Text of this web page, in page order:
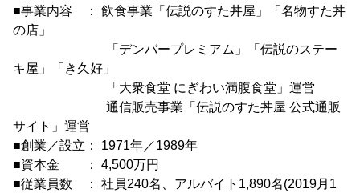
■事業内容 ： 飲食事業「伝説のすた丼屋」「名物すた丼
の店」
「デンバープレミアム」「伝説のステー
キ屋」「き久好」
「大衆食堂 にぎわい満腹食堂」運営
通信販売事業「伝説のすた丼屋 公式通販
サイト」運営
■創業／設立： 1971年／1989年
■資本金 ： 4,500万円
■従業員数 ： 社員240名、アルバイト1,890名(2019月1